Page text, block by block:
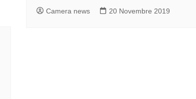
Camera news 20 Novembre 2019